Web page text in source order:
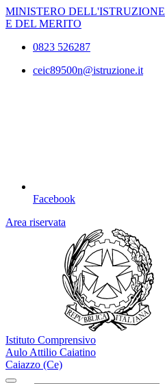
MINISTERO DELL'ISTRUZIONE
E DEL MERITO
0823 526287
ceic89500n@istruzione.it
Facebook
Area riservata
Istituto Comprensivo
Aulo Attilio Caiatino
Caiazzo (Ce)